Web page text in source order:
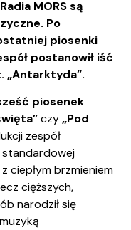
MORS są
Po
piosenki
postanowił iść
„Antarktyda”.
piosenek
czy„Pod
zespół
standardowej
ciepłym brzmieniem
cięższych,
narodził się